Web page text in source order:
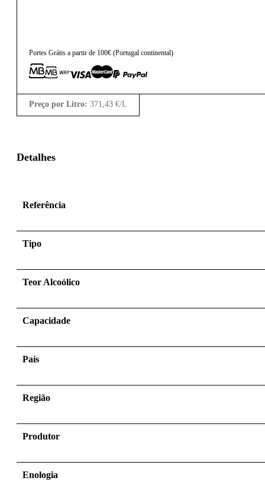
Portes Grátis a partir de 100€ (Portugal continental)
Preço por Litro: 371,43 €/L
Detalhes
Referência
Tipo
Teor Alcoólico
Capacidade
País
Região
Produtor
Enologia